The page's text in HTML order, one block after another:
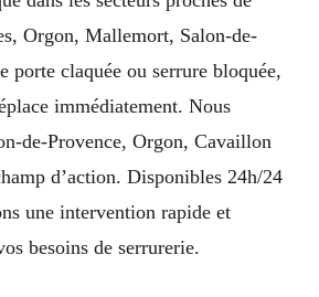
Orgon, Mallemort, Salon-de-
porte claquée ou serrure bloquée,
immédiatement. Nous
de-Provence, Orgon, Cavaillon
d’action. Disponibles 24h/24
une intervention rapide et
besoins de serrurerie.